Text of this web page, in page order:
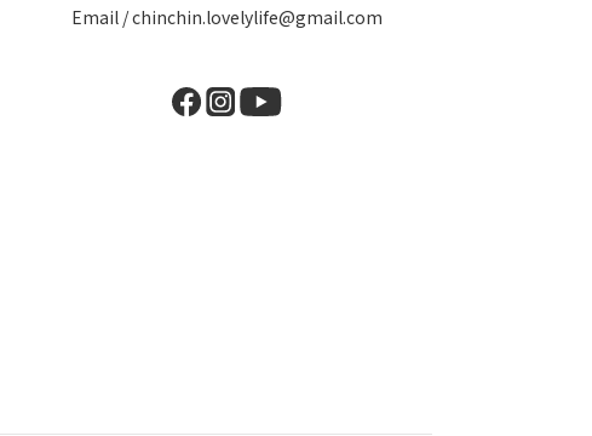
Email / chinchin.lovelylife@gmail.com